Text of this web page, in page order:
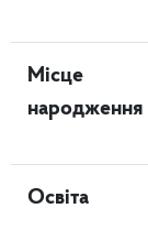
Місце
народження
Освіта